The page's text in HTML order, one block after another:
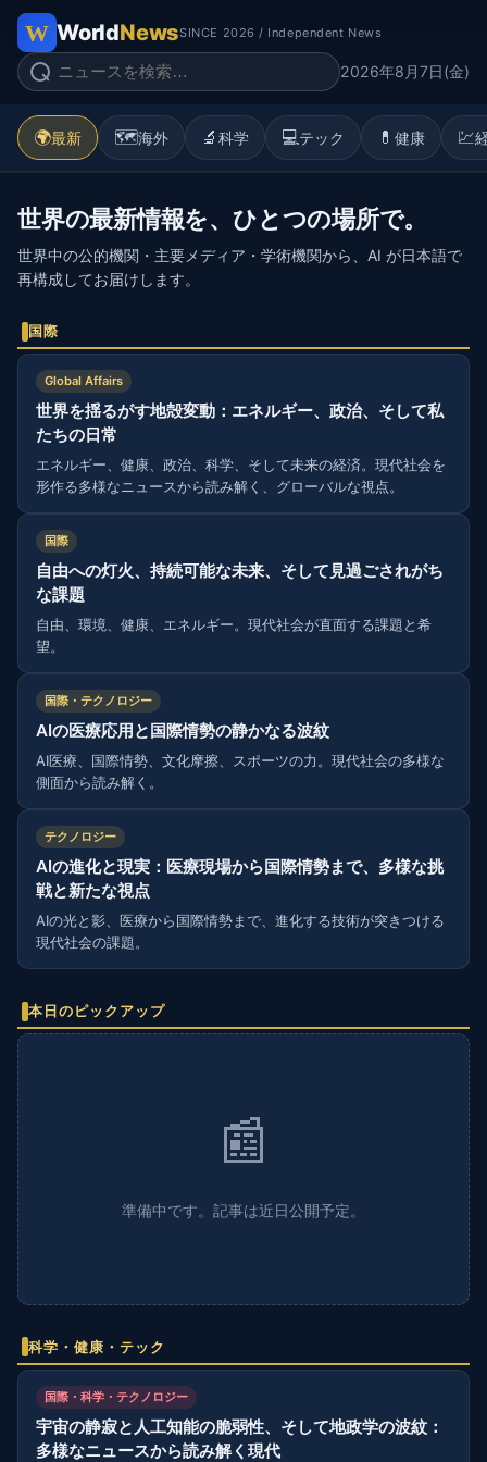
WorldNewsSINCE 2026 / Independent News
2026年8月7日(金)
🌍最新 🗺️海外 🔬 科学 💻テック 💊 健康 💹
世界の最新情報を、ひとつの場所で。
世界中の公的機関・主要メディア・学術機関から、AI が日本語で
再構成してお届けします。
国際
Global Affairs
世界を揺るがす地殻変動：エネルギー、政治、そして私
たちの日常
エネルギー、健康、政治、科学、そして未来の経済。現代社会を
形作る多様なニュースから読み解く、グローバルな視点。
国際
自由への灯火、持続可能な未来、そして見過ごされがち
な課題
自由、環境、健康、エネルギー。現代社会が直面する課題と希
望。
国際・テクノロジー
AIの医療応用と国際情勢の静かなる波紋
AI医療、国際情勢、文化摩擦、スポーツの力。現代社会の多様な
側面から読み解く。
テクノロジー
AIの進化と現実：医療現場から国際情勢まで、多様な挑
戦と新たな視点
AIの光と影、医療から国際情勢まで、進化する技術が突きつける
現代社会の課題。
本日のピックアップ
📰
準備中です。記事は近日公開予定。
科学・健康・テック
国際・科学・テクノロジー
宇宙の静寂と人工知能の脆弱性、そして地政学の波紋：
多様なニュースから読み解く現代